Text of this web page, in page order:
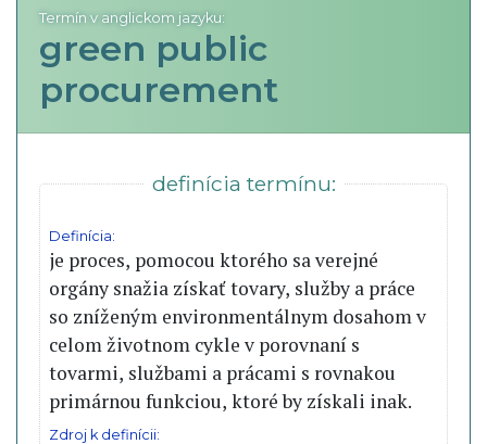
Termín v anglickom jazyku:
green public
procurement
definícia termínu:
Definícia:
je proces, pomocou ktorého sa verejné
orgány snažia získať tovary, služby a práce
so zníženým environmentálnym dosahom v
celom životnom cykle v porovnaní s
tovarmi, službami a prácami s rovnakou
primárnou funkciou, ktoré by získali inak.
Zdroj k definícii: